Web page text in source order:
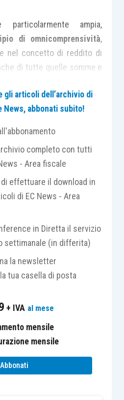
particolarmente ampia,
di omnicomprensività,
nel concetto di reddito di
di tutte quelle somme e
e non erogate
di lavoro, siano
l’indennità di malattia e
considerarsi escluse dal
che riguardano
sostenute per produrre
326/1997,
357/E/2007
314/2021), ha precisato
gli articoli dell’archivio di
News, abbonati subito!
completo con tutti
- Area fiscale
effettuare il download in
di EC News - Area
in Diretta il servizio
settimanale (in differita)
la newsletter
tua casella di posta
+ IVA al mese
mensile
mensile
Abbonati